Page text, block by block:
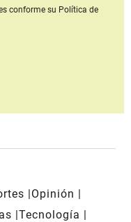
conforme su Política de
Opinión
Tecnología